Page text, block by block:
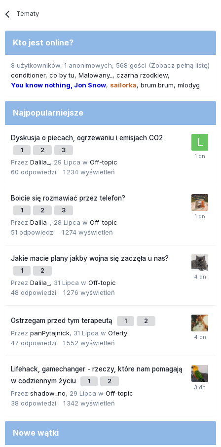
Tematy
Kto jest online?
8 użytkowników, 1 anonimowych, 568 gości (Zobacz pełną listę)
conditioner co by tu Malowany_
czarna rzodkiew
You know nothing, Jon Snow sailorka brum.brum mlodyg
Najpopularniejsze
Dyskusja o piecach, ogrzewaniu i emisjach CO2
1 2 3
Przez Dalila_ , 29 Lipca w Off-topic
60 odpowiedzi 1 234 wyświetleń
Boicie się rozmawiać przez telefon?
1 2 3
Przez Dalila_ , 28 Lipca w Off-topic
51 odpowiedzi 1 274 wyświetleń
Jakie macie plany jakby wojna się zaczęła u nas?
1 2
Przez Dalila_ , 31 Lipca w Off-topic
48 odpowiedzi 1 276 wyświetleń
Ostrzegam przed tym terapeutą 1 2
Przez panPytajnick, 31 Lipca w Oferty
47 odpowiedzi 1 552 wyświetleń
Lifehack, gamechanger - rzeczy, które nam pomagają
w codziennym życiu
1 2
Przez shadow_no, 29 Lipca w Off-topic
38 odpowiedzi 1 342 wyświetleń
Nowe wątki